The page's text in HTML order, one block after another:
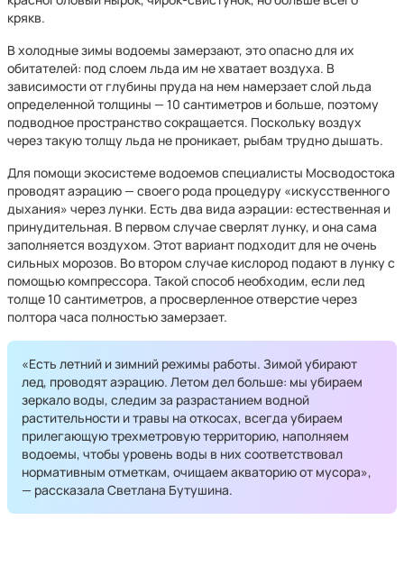
крякв.
В холодные зимы водоемы замерзают, это опасно для их
обитателей: под слоем льда им не хватает воздуха. В
зависимости от глубины пруда на нем намерзает слой льда
определенной толщины — 10 сантиметров и больше, поэтому
подводное пространство сокращается. Поскольку воздух
через такую толщу льда не проникает, рыбам трудно дышать.
Для помощи экосистеме водоемов специалисты Мосводостока
проводят аэрацию — своего рода процедуру «искусственного
дыхания» через лунки. Есть два вида аэрации: естественная и
принудительная. В первом случае сверлят лунку, и она сама
заполняется воздухом. Этот вариант подходит для не очень
сильных морозов. Во втором случае кислород подают в лунку с
помощью компрессора. Такой способ необходим, если лед
толще 10 сантиметров, а просверленное отверстие через
полтора часа полностью замерзает.
«Есть летний и зимний режимы работы. Зимой убирают
лед, проводят аэрацию. Летом дел больше: мы убираем
зеркало воды, следим за разрастанием водной
растительности и травы на откосах, всегда убираем
прилегающую трехметровую территорию, наполняем
водоемы, чтобы уровень воды в них соответствовал
нормативным отметкам, очищаем акваторию от мусора»,
— рассказала Светлана Бутушина.